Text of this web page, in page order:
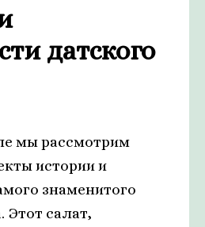
датского
мы рассмотрим
истории и
знаменитого
Этот салат,